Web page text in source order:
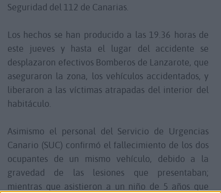
Seguridad del 112 de Canarias.
Los hechos se han producido a las 19.36 horas de
este jueves y hasta el lugar del accidente se
desplazaron efectivos Bomberos de Lanzarote, que
aseguraron la zona, los vehículos accidentados, y
liberaron a las víctimas atrapadas del interior del
habitáculo.
Asimismo el personal del Servicio de Urgencias
Canario (SUC) confirmó el fallecimiento de los dos
ocupantes de un mismo vehículo, debido a la
gravedad de las lesiones que presentaban;
mientras que asistieron a un niño de 5 años que